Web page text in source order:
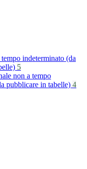
indeterminato (da
5
non a tempo
pubblicare in tabelle) 4